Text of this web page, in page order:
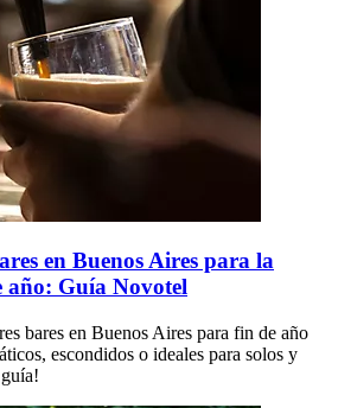
en Buenos Aires para la
año: Guía Novotel
bares en Buenos Aires para fin de año
escondidos o ideales para solos y